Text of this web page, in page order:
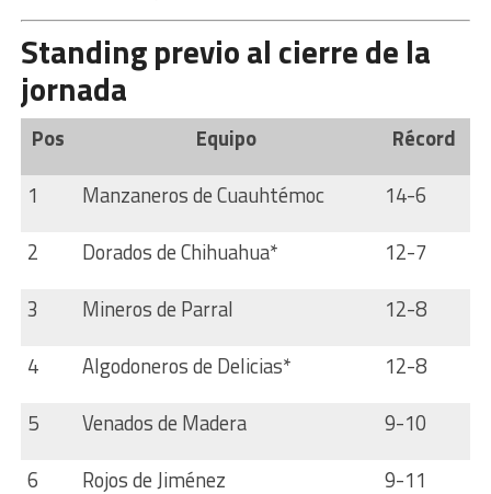
Standing previo al cierre de la
jornada
Pos Equipo
Récord
1
Manzaneros de Cuauhtémoc
14-6
2
Dorados de Chihuahua*
12-7
3
Mineros de Parral
12-8
4
Algodoneros de Delicias*
12-8
5
Venados de Madera
9-10
6
Rojos de Jiménez 9-11